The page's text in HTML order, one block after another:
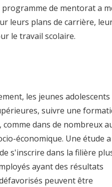
programme de mentorat a
leurs plans de carrière,
le travail scolaire.
les jeunes adolescents
suivre une
dans de nombreux
économique. Une étude a
s'inscrire dans la filière
ayant des résultats
peuvent être